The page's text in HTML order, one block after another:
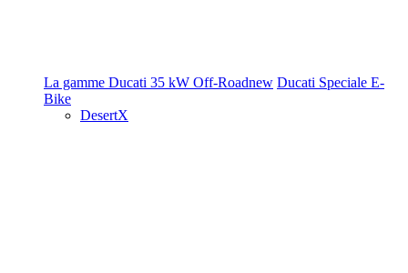
La gamme Ducati 35 kW Off-Roadnew Ducati Speciale E-
Bike
DesertX